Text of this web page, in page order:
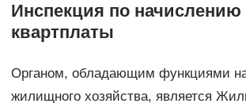
Инспекция по начислению
квартплаты
Органом, обладающим функциями
жилищного хозяйства, является